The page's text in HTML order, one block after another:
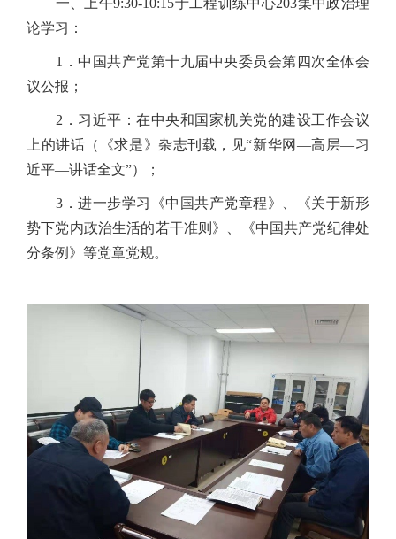
一、上午9:30-10:15于工程训练中心203集中政治理
论学习：
1．中国共产党第十九届中央委员会第四次全体会
议公报；
2．习近平：在中央和国家机关党的建设工作会议
上的讲话（《求是》杂志刊载，见“新华网—高层—习
近平—讲话全文”）；
3．进一步学习《中国共产党章程》、《关于新形
势下党内政治生活的若干准则》、《中国共产党纪律处
分条例》等党章党规。